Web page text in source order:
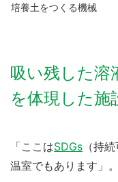
培養土をつくる機械
吸い残した溶
を体現した施
「ここはSDGs （持
温室でもあります」。